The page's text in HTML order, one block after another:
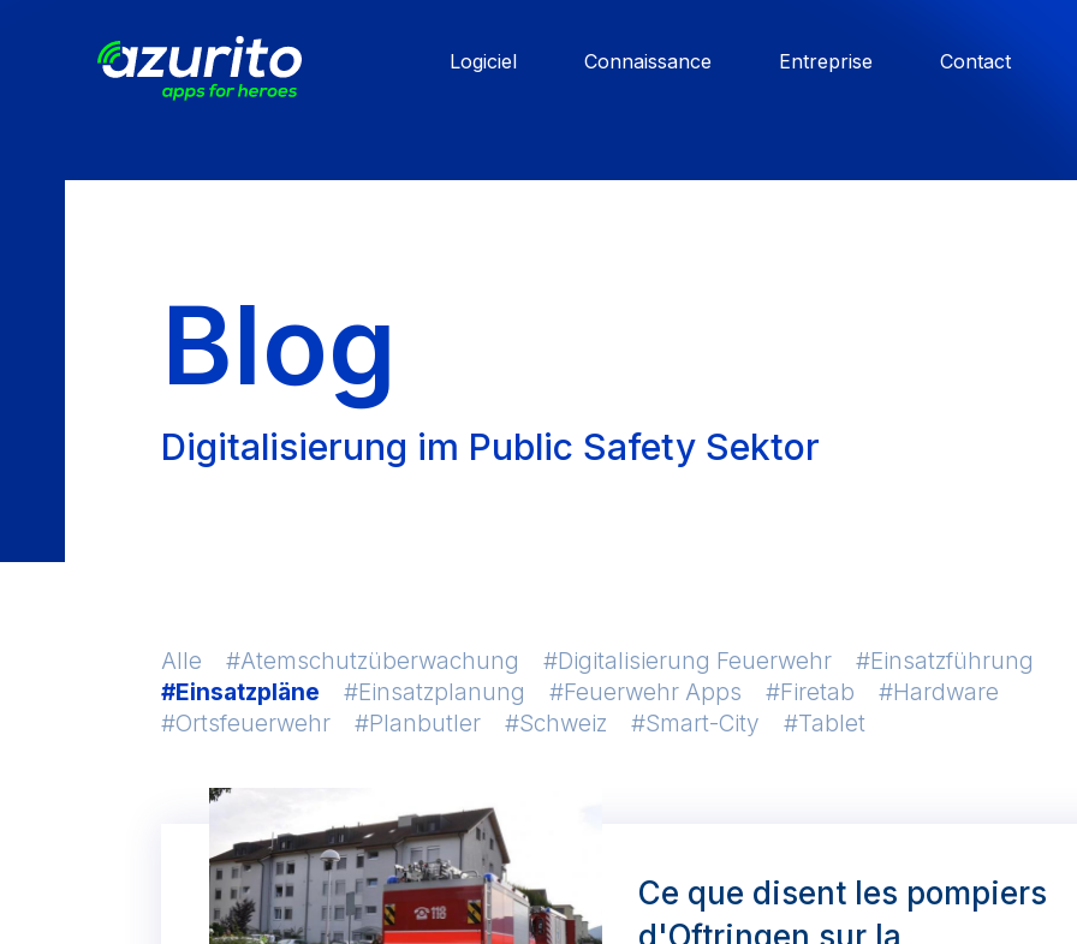
Logiciel Connaissance Entreprise Contact
Blog
Digitalisierung im Public Safety Sektor
Alle Atemschutzüberwachung Digitalisierung Feuerwehr
Einsatzführung
Einsatzpläne
Einsatzplanung Feuerwehr Apps Firetab
Hardware
Ortsfeuerwehr
Planbutler Schweiz Smart-City Tablet
Ce que disent les pompiers
d'Oftringen sur la